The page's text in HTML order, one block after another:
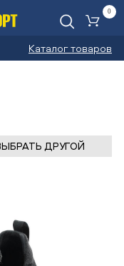
Каталог товаров
0
DUAL
ДРУГОЙ